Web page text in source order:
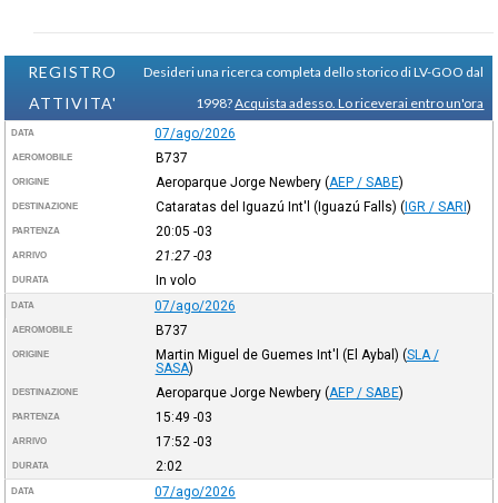
REGISTRO
ATTIVITA'
Desideri una ricerca completa dello storico di LV-GOO dal
1998?Acquista adesso. Lo riceverai entro un'ora
DATA 07/ago/2026
AEROMOBILE B737
ORIGINE Aeroparque Jorge Newbery (AEP / SABE)
DESTINAZIONE Cataratas del Iguazú Int'l (Iguazú Falls) (IGR / SARI)
PARTENZA 20:05 -03
ARRIVO 21:27 -03
DURATA In volo
DATA 07/ago/2026
AEROMOBILE B737
ORIGINE Martin Miguel de Guemes Int'l (El Aybal) (SLA /
SASA)
DESTINAZIONE Aeroparque Jorge Newbery (AEP / SABE)
PARTENZA 15:49 -03
ARRIVO 17:52 -03
DURATA 2:02
DATA 07/ago/2026